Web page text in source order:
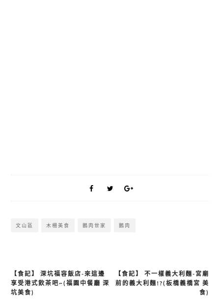
文山區 木柵美食 鵝肉世家 鵝肉
文
章
【食記】 深坑福容飯店-來這邊
享受港式飲茶吧~(福園中餐廳 深
坑美食)
【食記】 不一樣義大利麵-宮廟
前的義大利麵!?(板橋義橋宮 美
食)